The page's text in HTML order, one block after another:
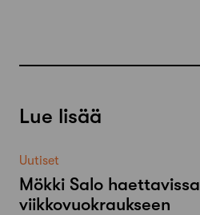
Lue lisää
Uutiset
Mökki Salo haettavissa
viikkovuokraukseen